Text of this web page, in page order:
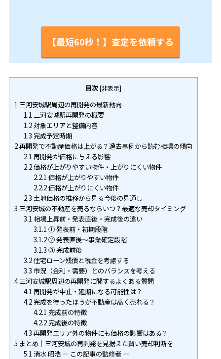
【最短60秒！】査定を依頼する
目次 [非表示]
1 三河安城駅周辺の再開発の最新動向
1.1 三河安城駅再開発の概要
1.2対象エリアと整備内容
1.3 完成予定時期
2再開発で不動産価格は上がる？過去事例から読む相場の傾向
2.1 再開発が価格に与える影響
2.2価格が上がりやすい物件・上がりにくい物件
2.2.1 価格が上がりやすい物件
2.2.2価格が上がりにくい物件
2.3 土地価格の推移から見る今後の見通し
3 三河安城の不動産を売るならいつ？最適な売却タイミング
3.1 相場上昇前・発表直後・完成後の違い
3.1.1 ① 発表前・初期段階
3.1.2② 発表直後〜事業確定段階
3.1.3 ③ 完成前後
3.2住宅ローン残債と税金を考慮する
3.3 市況（金利・需要）とのバランスを考える
4三河安城駅周辺の再開発に関するよくある質問
4.1 再開発が中止・延期になる可能性は？
4.2完成を待ったほうが不動産は高く売れる？
4.2.1 完成前の特徴
4.2.2完成後の特徴
4.3 再開発エリア外の物件にも価格の影響はある？
5 まとめ｜三河安城の再開発を見据えた賢い売却判断を
5.1 清水 昭浩 ― この記事の監修者 ―